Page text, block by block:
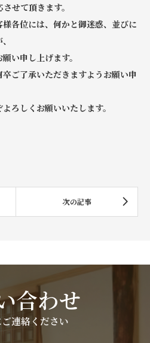
せて頂きます。
各位には、何かと御迷惑、並びに
い申し上げます。
ご了承いただきますようお願い申
ろしくお願いいたします。
合わせ
連絡ください